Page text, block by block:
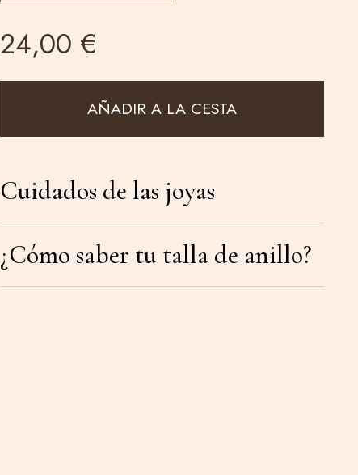
24,00 €
AÑADIR A LA CESTA
Cuidados de las joyas
¿Cómo saber tu talla de anillo?